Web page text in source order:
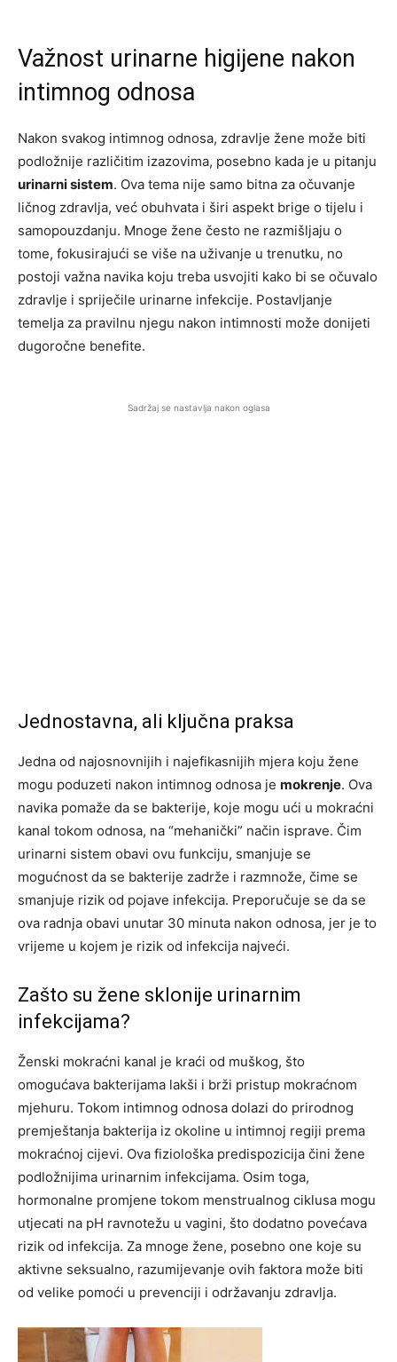
Važnost urinarne higijene nakon
intimnog odnosa
Nakon svakog intimnog odnosa, zdravlje žene može biti
podložnije različitim izazovima, posebno kada je u pitanju
urinarni sistem. Ova tema nije samo bitna za očuvanje
ličnog zdravlja, već obuhvata i širi aspekt brige o tijelu i
samopouzdanju. Mnoge žene često ne razmišljaju o
tome, fokusirajući se više na uživanje u trenutku, no
postoji važna navika koju treba usvojiti kako bi se očuvalo
zdravlje i spriječile urinarne infekcije. Postavljanje
temelja za pravilnu njegu nakon intimnosti može donijeti
dugoročne benefite.
Sadržaj se nastavlja nakon oglasa
Jednostavna, ali ključna praksa
Jedna od najosnovnijih i najefikasnijih mjera koju žene
mogu poduzeti nakon intimnog odnosa je mokrenje. Ova
navika pomaže da se bakterije, koje mogu ući u mokraćni
kanal tokom odnosa, na “mehanički” način isprave. Čim
urinarni sistem obavi ovu funkciju, smanjuje se
mogućnost da se bakterije zadrže i razmnože, čime se
smanjuje rizik od pojave infekcija. Preporučuje se da se
ova radnja obavi unutar 30 minuta nakon odnosa, jer je to
vrijeme u kojem je rizik od infekcija najveći.
Zašto su žene sklonije urinarnim
infekcijama?
Ženski mokraćni kanal je kraći od muškog, što
omogućava bakterijama lakši i brži pristup mokraćnom
mjehuru. Tokom intimnog odnosa dolazi do prirodnog
premještanja bakterija iz okoline u intimnoj regiji prema
mokraćnoj cijevi. Ova fiziološka predispozicija čini žene
podložnijima urinarnim infekcijama. Osim toga,
hormonalne promjene tokom menstrualnog ciklusa mogu
utjecati na pH ravnotežu u vagini, što dodatno povećava
rizik od infekcija. Za mnoge žene, posebno one koje su
aktivne seksualno, razumijevanje ovih faktora može biti
od velike pomoći u prevenciji i održavanju zdravlja.